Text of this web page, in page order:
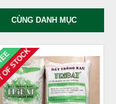
CÙNG DANH MỤC
STOCK